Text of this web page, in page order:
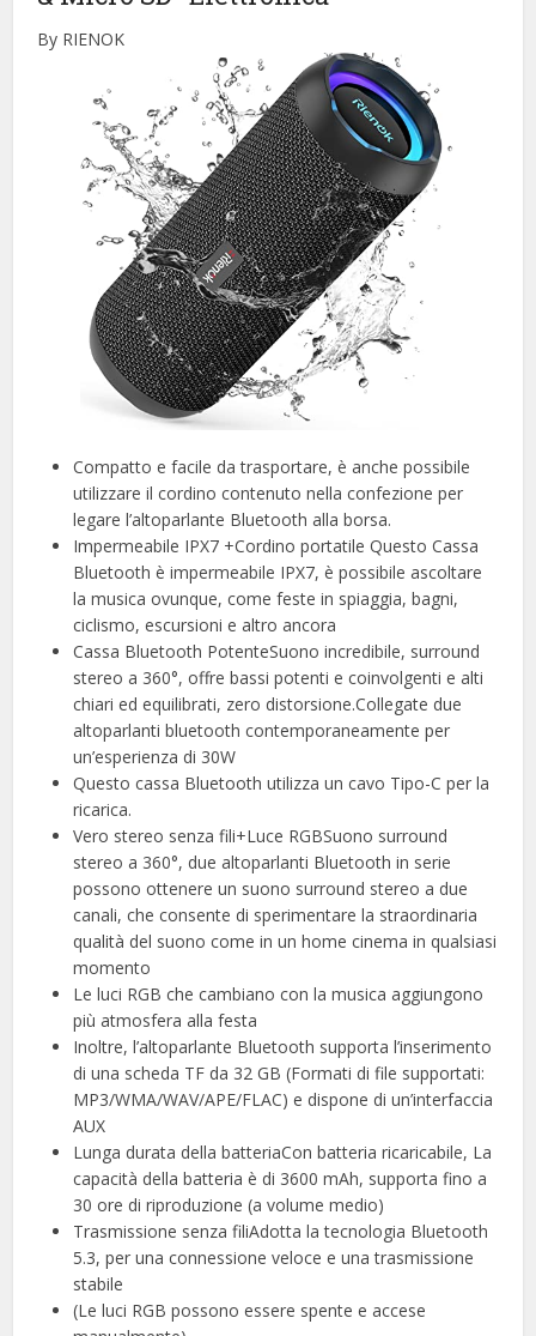
By RIENOK
Compatto e facile da trasportare, è anche possibile
utilizzare il cordino contenuto nella confezione per
legare l’altoparlante Bluetooth alla borsa.
Impermeabile IPX7 +Cordino portatile Questo Cassa
Bluetooth è impermeabile IPX7, è possibile ascoltare
la musica ovunque, come feste in spiaggia, bagni,
ciclismo, escursioni e altro ancora
Cassa Bluetooth PotenteSuono incredibile, surround
stereo a 360°, offre bassi potenti e coinvolgenti e alti
chiari ed equilibrati, zero distorsione.Collegate due
altoparlanti bluetooth contemporaneamente per
un’esperienza di 30W
Questo cassa Bluetooth utilizza un cavo Tipo-C per la
ricarica.
Vero stereo senza fili+Luce RGBSuono surround
stereo a 360°, due altoparlanti Bluetooth in serie
possono ottenere un suono surround stereo a due
canali, che consente di sperimentare la straordinaria
qualità del suono come in un home cinema in qualsiasi
momento
Le luci RGB che cambiano con la musica aggiungono
più atmosfera alla festa
Inoltre, l’altoparlante Bluetooth supporta l’inserimento
di una scheda TF da 32 GB (Formati di file supportati:
MP3/WMA/WAV/APE/FLAC) e dispone di un’interfaccia
AUX
Lunga durata della batteriaCon batteria ricaricabile, La
capacità della batteria è di 3600 mAh, supporta fino a
30 ore di riproduzione (a volume medio)
Trasmissione senza filiAdotta la tecnologia Bluetooth
5.3, per una connessione veloce e una trasmissione
stabile
(Le luci RGB possono essere spente e accese